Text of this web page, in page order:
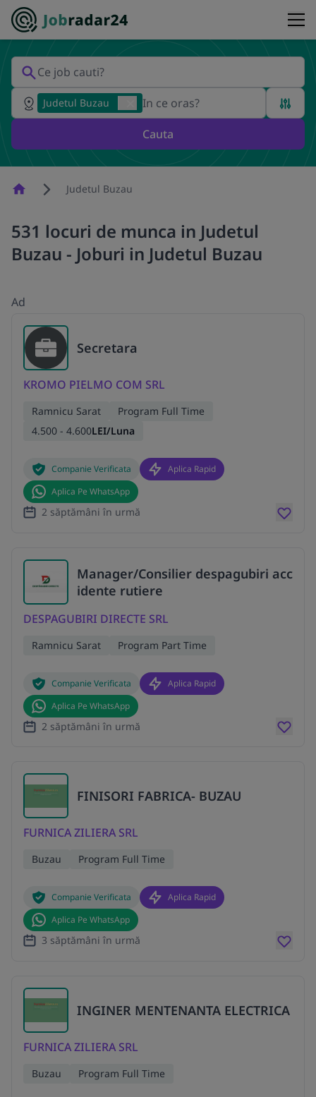
Judetul Buzau
Cauta
HomepageJudetul Buzau
531 locuri de munca in Judetul
Buzau - Joburi in Judetul Buzau
Ad
Secretara
KROMO PIELMO COM SRL
Ramnicu Sarat
Program Full Time
4.500 - 4.600LEI/Luna
Companie Verificata
Aplica Rapid
Aplica Pe WhatsApp
2 săptămâni în urmă
Manager/Consilier despagubiri acc
idente rutiere
DESPAGUBIRI DIRECTE SRL
Ramnicu Sarat Program Part Time
Companie Verificata
Aplica Rapid
Aplica Pe WhatsApp
2 săptămâni în urmă
FINISORI FABRICA- BUZAU
FURNICA ZILIERA SRL
Buzau Program Full Time
Companie Verificata
Aplica Rapid
Aplica Pe WhatsApp
3 săptămâni în urmă
INGINER MENTENANTA ELECTRICA
FURNICA ZILIERA SRL
Buzau Program Full Time